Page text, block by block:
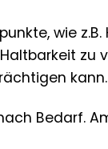
wie
zu
kann.
Bedarf.